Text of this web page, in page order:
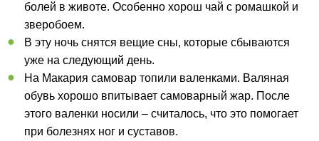
болей в животе. Особенно хорош чай с ромашкой и
зверобоем.
В эту ночь снятся вещие сны, которые сбываются
уже на следующий день.
На Макария самовар топили валенками. Валяная
обувь хорошо впитывает самоварный жар. После
этого валенки носили – считалось, что это помогает
при болезнях ног и суставов.